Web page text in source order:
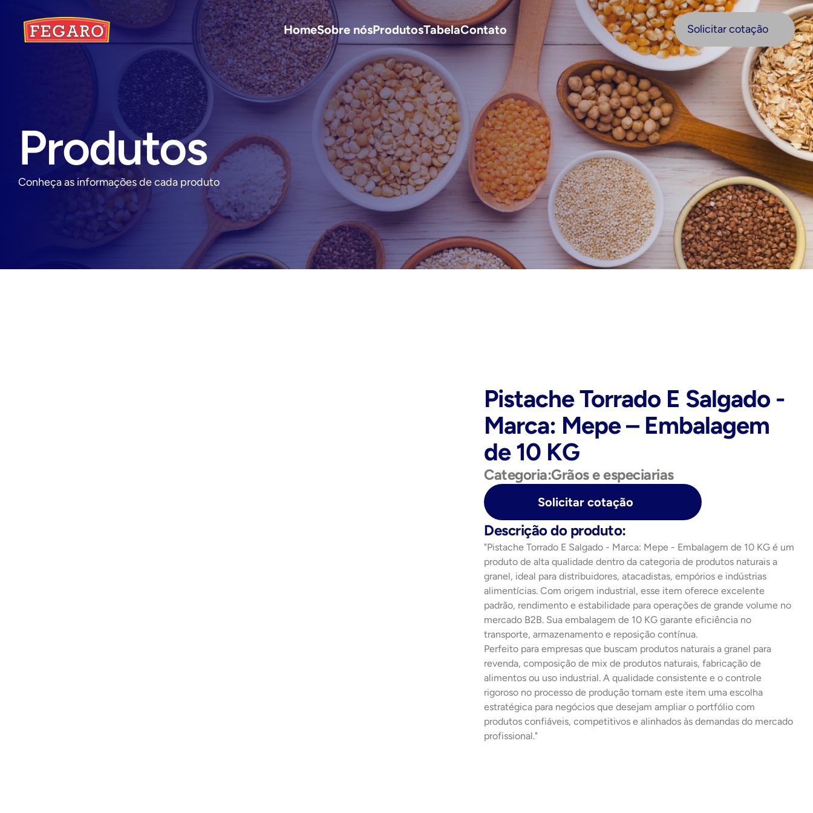
HomeSobre nósProdutosTabelaContato Solicitar cotação
Solicitar cotação
Produtos
Conheça as informações de cada produto
Pistache Torrado E Salgado -
Marca: Mepe – Embalagem
de 10 KG
Categoria:Grãos e especiarias
Solicitar cotação
Descrição do produto:
"Pistache Torrado E Salgado - Marca: Mepe - Embalagem de 10 KG é um
produto de alta qualidade dentro da categoria de produtos naturais a
granel, ideal para distribuidores, atacadistas, empórios e indústrias
alimentícias. Com origem industrial, esse item oferece excelente
padrão, rendimento e estabilidade para operações de grande volume no
mercado B2B. Sua embalagem de 10 KG garante eficiência no
transporte, armazenamento e reposição contínua.
Perfeito para empresas que buscam produtos naturais a granel para
revenda, composição de mix de produtos naturais, fabricação de
alimentos ou uso industrial. A qualidade consistente e o controle
rigoroso no processo de produção tornam este item uma escolha
estratégica para negócios que desejam ampliar o portfólio com
produtos confiáveis, competitivos e alinhados às demandas do mercado
profissional."